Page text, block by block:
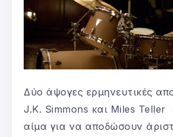
Δύο άψογες ερμηνευτικές
J.K. Simmons και Miles Teller
αίμα για να αποδώσουν